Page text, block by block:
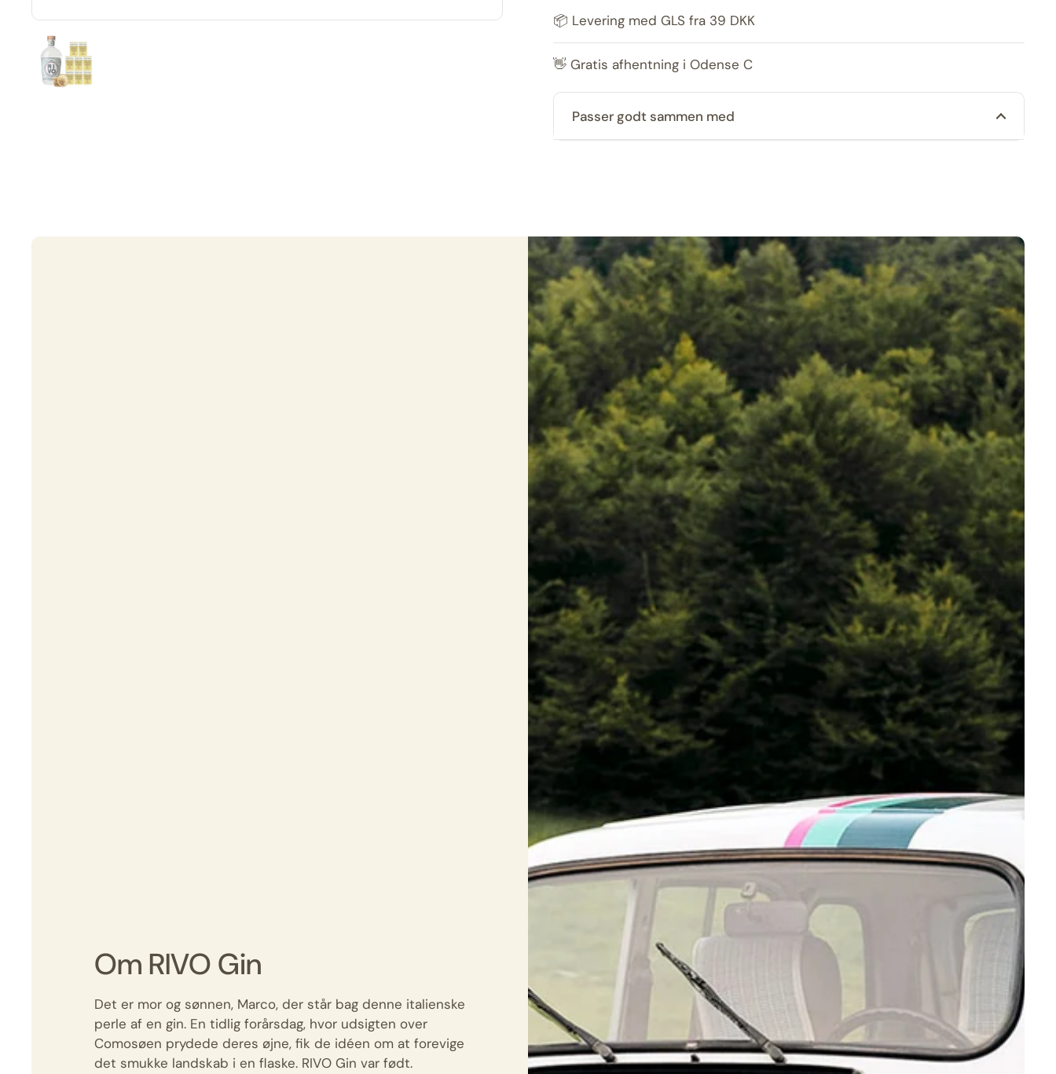
Vis slide 1
📦 Levering med GLS fra 39 DKK
👋 Gratis afhentning i Odense C
Passer godt sammen med
Om RIVO Gin
Det er mor og sønnen, Marco, der står bag denne italienske
perle af en gin. En tidlig forårsdag, hvor udsigten over
Comosøen prydede deres øjne, fik de idéen om at forevige
det smukke landskab i en flaske. RIVO Gin var født.